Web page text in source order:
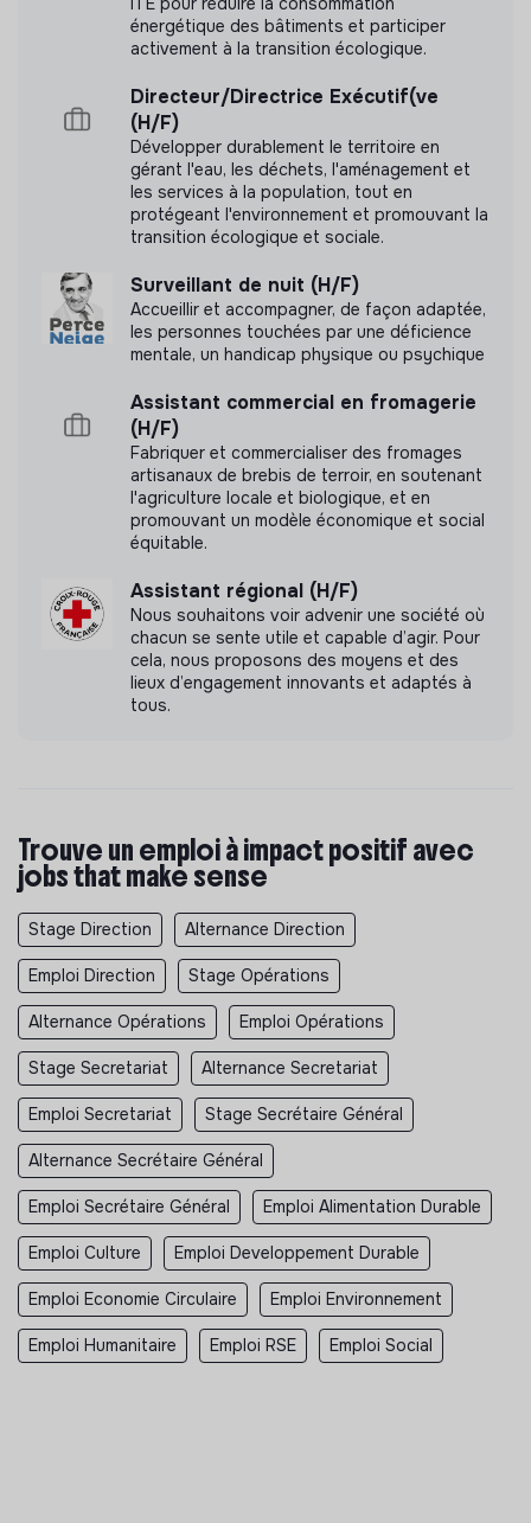
énergétique des bâtiments et participer
activement à la transition écologique.
Directeur/Directrice Exécutif(ve
(H/F)
Développer durablement le territoire en
gérant l'eau, les déchets, l'aménagement et
les services à la population, tout en
protégeant l'environnement et promouvant la
transition écologique et sociale.
Surveillant de nuit (H/F)
Accueillir et accompagner, de façon adaptée,
les personnes touchées par une déficience
mentale, un handicap physique ou psychique
Assistant commercial en fromagerie
(H/F)
Fabriquer et commercialiser des fromages
artisanaux de brebis de terroir, en soutenant
l'agriculture locale et biologique, et en
promouvant un modèle économique et social
équitable.
Assistant régional (H/F)
Nous souhaitons voir advenir une société où
chacun se sente utile et capable d’agir. Pour
cela, nous proposons des moyens et des
lieux d’engagement innovants et adaptés à
tous.
Trouve un emploi à impact positif avec
jobs that make sense
Stage Direction Alternance Direction
Emploi Direction Stage Opérations
Alternance Opérations Emploi Opérations
Stage Secretariat Alternance Secretariat
Emploi Secretariat Stage Secrétaire Général
Alternance Secrétaire Général
Emploi Secrétaire Général Emploi Alimentation Durable
Emploi Culture Emploi Developpement Durable
Emploi Economie Circulaire Emploi Environnement
Emploi Humanitaire Emploi RSE Emploi Social